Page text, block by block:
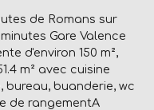
de Romans sur
Gare Valence
d'environ 150 m²,
m² avec cuisine
buanderie, wc
de rangementA